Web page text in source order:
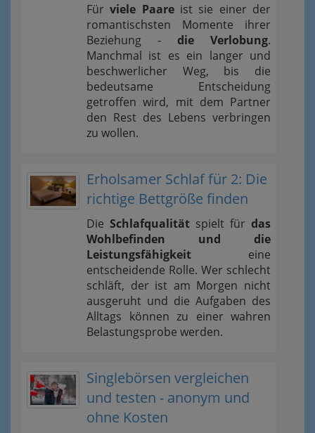
Fürviele Paareist sie einer der
romantischsten Momente ihrer
Beziehung - die Verlobung.
Manchmal ist es ein langer und
beschwerlicher Weg, bis die
bedeutsame Entscheidung
getroffen wird, mit dem Partner
den Rest des Lebens verbringen
zu wollen.
Erholsamer Schlaf für 2: Die
richtige Bettgröße finden
Die Schlafqualität spielt für das
Wohlbefinden und die
Leistungsfähigkeit eine
entscheidende Rolle. Wer schlecht
schläft, der ist am Morgen nicht
ausgeruht und die Aufgaben des
Alltags können zu einer wahren
Belastungsprobe werden.
Singlebörsen vergleichen
und testen - anonym und
ohne Kosten